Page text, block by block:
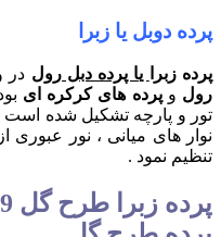
یا زبرا
یا پرده دبل رول در واقع
های کرکره ایبوده که از
تشکیل شده است و می توان
میانی ، نور عبوری از پرده
.
پرده